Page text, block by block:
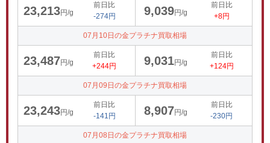
23,213円/g
前日比
-274円
9,039円/g
前日比
+8円
07月10日の金プラチナ買取相場
23,487円/g
前日比
+244円
9,031円/g
前日比
+124円
07月09日の金プラチナ買取相場
23,243円/g
前日比
-141円
8,907円/g
前日比
-230円
07月08日の金プラチナ買取相場